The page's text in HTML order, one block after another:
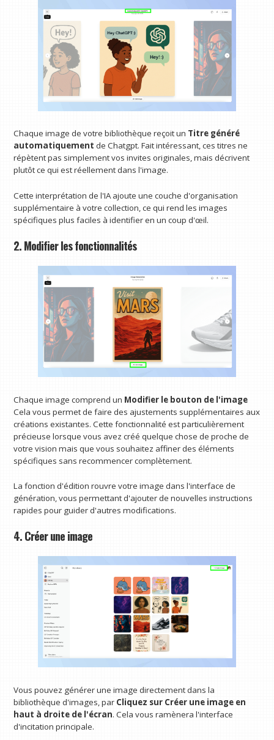
Chaque image de votre bibliothèque reçoit un Titre généré
automatiquement de Chatgpt. Fait intéressant, ces titres ne
répètent pas simplement vos invites originales, mais décrivent
plutôt ce qui est réellement dans l'image.
Cette interprétation de l'IA ajoute une couche d'organisation
supplémentaire à votre collection, ce qui rend les images
spécifiques plus faciles à identifier en un coup d'œil.
2. Modifier les fonctionnalités
Chaque image comprend un Modifier le bouton de l'image
Cela vous permet de faire des ajustements supplémentaires aux
créations existantes. Cette fonctionnalité est particulièrement
précieuse lorsque vous avez créé quelque chose de proche de
votre vision mais que vous souhaitez affiner des éléments
spécifiques sans recommencer complètement.
La fonction d'édition rouvre votre image dans l'interface de
génération, vous permettant d'ajouter de nouvelles instructions
rapides pour guider d'autres modifications.
4. Créer une image
Vous pouvez générer une image directement dans la
bibliothèque d'images, par Cliquez sur Créer une image en
haut à droite de l'écran. Cela vous ramènera l'interface
d'incitation principale.